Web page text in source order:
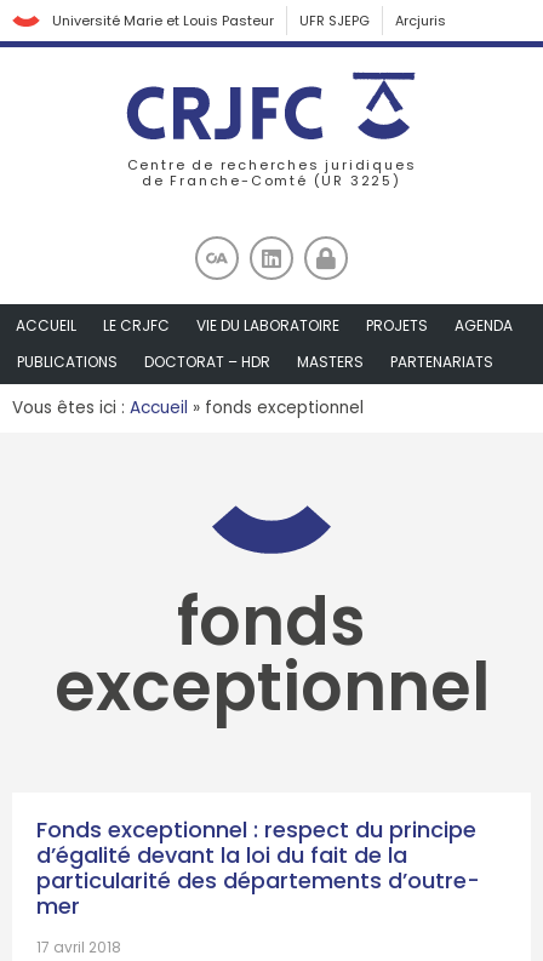
Université Marie et Louis Pasteur UFR SJEPG Arcjuris
Centre de recherches juridiques
de Franche-Comté (UR 3225)
ACCUEIL LE CRJFC VIE DU LABORATOIRE PROJETS
AGENDA
PUBLICATIONS
DOCTORAT – HDR MASTERS PARTENARIATS
Vous êtes ici : Accueil » fonds exceptionnel
fonds
exceptionnel
Fonds exceptionnel : respect du principe
d’égalité devant la loi du fait de la
particularité des départements d’outre-
mer
17 avril 2018